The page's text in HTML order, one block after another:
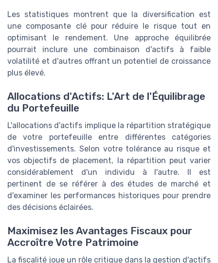
Les statistiques montrent que la diversification est
une composante clé pour réduire le risque tout en
optimisant le rendement. Une approche équilibrée
pourrait inclure une combinaison d'actifs à faible
volatilité et d'autres offrant un potentiel de croissance
plus élevé.
Allocations d'Actifs: L'Art de l'Équilibrage
du Portefeuille
L'allocations d'actifs implique la répartition stratégique
de votre portefeuille entre différentes catégories
d'investissements. Selon votre tolérance au risque et
vos objectifs de placement, la répartition peut varier
considérablement d'un individu à l'autre. Il est
pertinent de se référer à des études de marché et
d'examiner les performances historiques pour prendre
des décisions éclairées.
Maximisez les Avantages Fiscaux pour
Accroître Votre Patrimoine
La fiscalité joue un rôle critique dans la gestion d'actifs